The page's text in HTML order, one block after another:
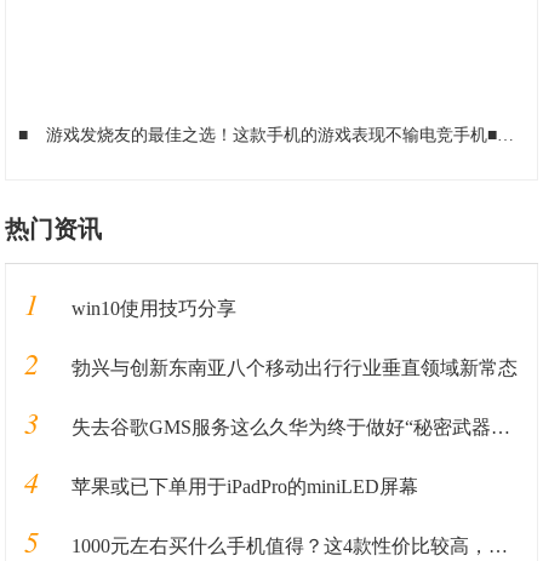
■ 游戏发烧友的最佳之选！这款手机的游戏表现不输电竞手机■
热门资讯
1 win10使用技巧分享
2 勃兴与创新东南亚八个移动出行行业垂直领域新常态
3 失去谷歌GMS服务这么久华为终于做好“秘密武器”准备重回国际市场
4 苹果或已下单用于iPadPro的miniLED屏幕
5 1000元左右买什么手机值得？这4款性价比较高，可能你会喜欢